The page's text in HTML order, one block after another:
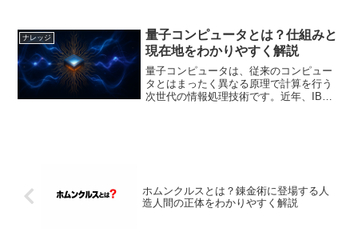
いでしょうか。この記事では、恵方巻の
意味・由来・正しい食べ方を...
ナレッジ
量子コンピュータとは？仕組みと
現在地をわかりやすく解説
量子コンピュータは、従来のコンピュー
タとはまったく異なる原理で計算を行う
次世代の情報処理技術です。近年、IBM
ホムンクルスとは？錬金術に登場する人
造人間の正体をわかりやすく解説